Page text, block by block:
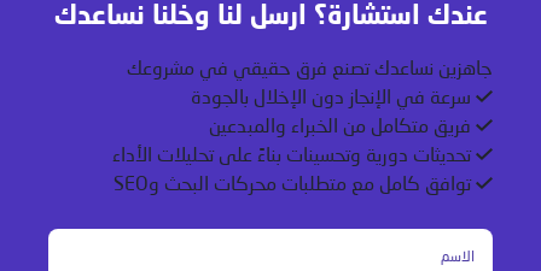
عندك استشارة؟ ارسل لنا وخلنا نساعدك
جاهزين نساعدك تصنع فرق حقيقي في مشروعك
سرعة في الإنجاز دون الإخلال بالجودة
فريق متكامل من الخبراء والمبدعين
تحديثات دورية وتحسينات بناءً على تحليلات الأداء
توافق كامل مع متطلبات محركات البحث وSEO